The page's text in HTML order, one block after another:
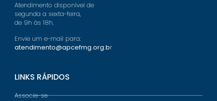
Atendimento disponível de
segunda a sexta-feira,
de 9h às 18h.
Envie um e-mail para:
atendimento@apcefmg.org.br
LINKS RÁPIDOS
Associe-se